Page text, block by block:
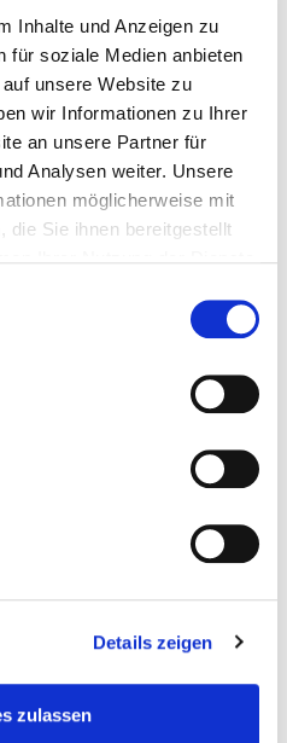
Inhalte und Anzeigen zu
für soziale Medien anbieten
unsere Website zu
wir Informationen zu Ihrer
an unsere Partner für
Analysen weiter. Unsere
möglicherweise mit
die Sie ihnen bereitgestellt
Details zeigen
zulassen
Rezensiert von
Zeige alles
Monstrum